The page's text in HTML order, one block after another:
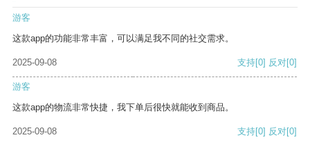
游客
这款app的功能非常丰富，可以满足我不同的社交需求。
2025-09-08 支持[0] 反对[0]
游客
这款app的物流非常快捷，我下单后很快就能收到商品。
2025-09-08 支持[0] 反对[0]